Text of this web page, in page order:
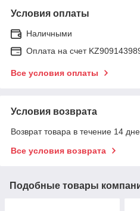
Условия оплаты
Наличными
Оплата на счет
Все условия оплаты
Условия возврата
Возврат товара в течение 14
Все условия возврата
Подобные товары